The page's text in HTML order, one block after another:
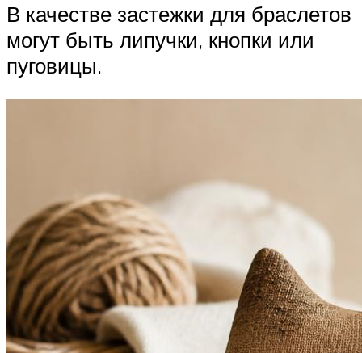
В качестве застежки для браслетов
могут быть липучки, кнопки или
пуговицы.